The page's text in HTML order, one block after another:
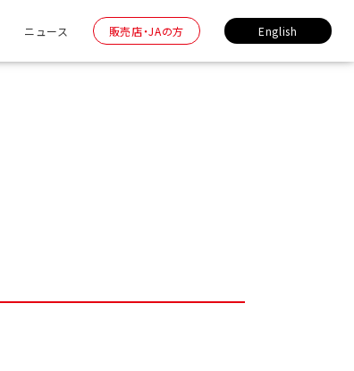
ニュース 販売店・JAの方 English